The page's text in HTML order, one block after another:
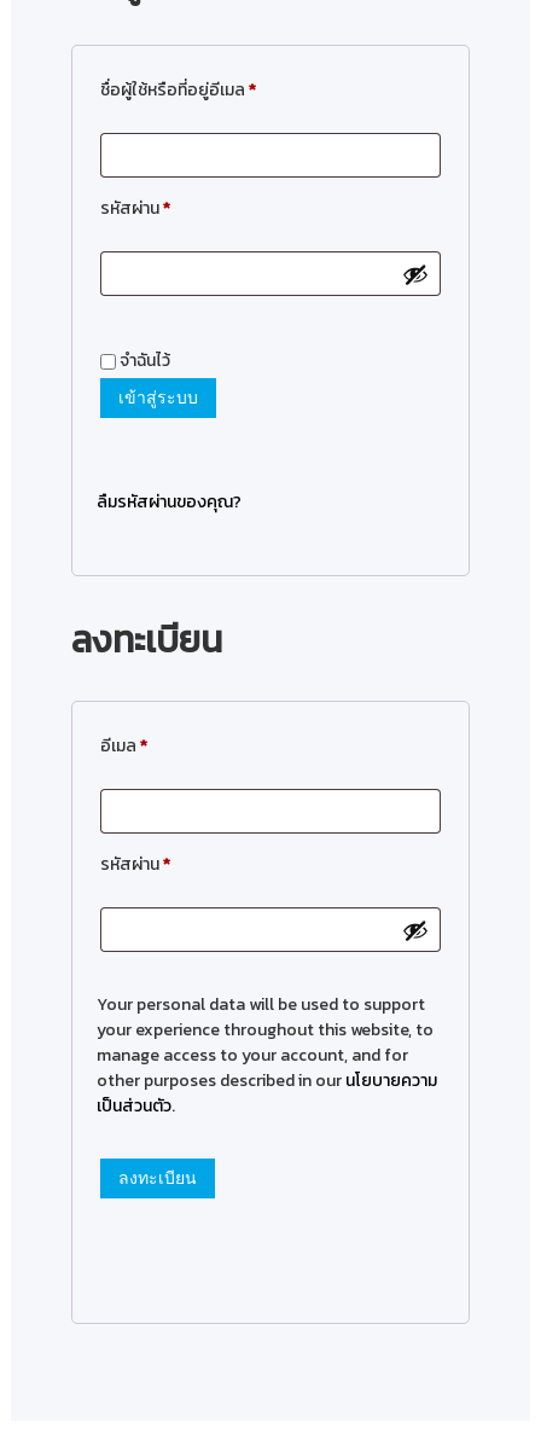
ชื่อผู้ใช้หรือที่อยู่อีเมล*
รหัสผ่าน*
จำฉันไว้
เข้าสู่ระบบ
ลืมรหัสผ่านของคุณ?
ลงทะเบียน
อีเมล*
รหัสผ่าน*
Your personal data will be used to support
your experience throughout this website, to
manage access to your account, and for
other purposes described in ourนโยบายความ
เป็นส่วนตัว.
ลงทะเบียน